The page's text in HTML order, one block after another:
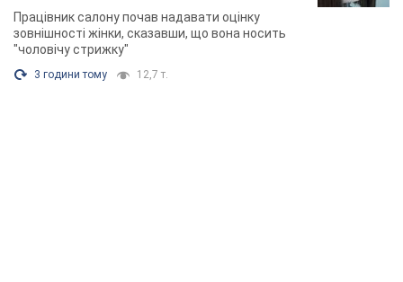
розгорівся скандал. Фото
Працівник салону почав надавати оцінку
зовнішності жінки, сказавши, що вона носить
"чоловічу стрижку"
3 години тому 12,7 т.